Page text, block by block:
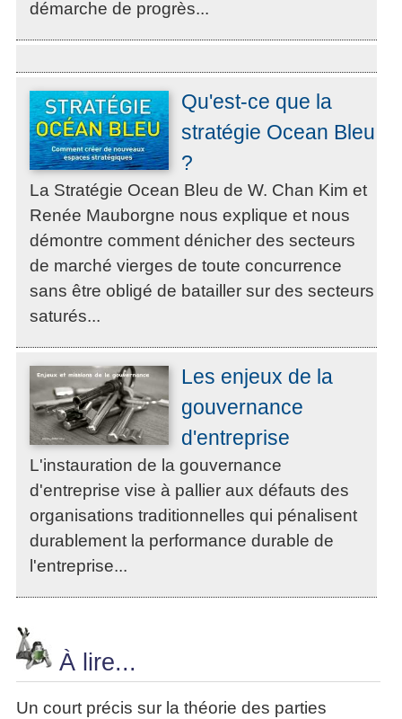
démarche de progrès...
Qu'est-ce que la
stratégie Ocean Bleu
?
La Stratégie Ocean Bleu de W. Chan Kim et
Renée Mauborgne nous explique et nous
démontre comment dénicher des secteurs
de marché vierges de toute concurrence
sans être obligé de batailler sur des secteurs
saturés...
Les enjeux de la
gouvernance
d'entreprise
L'instauration de la gouvernance
d'entreprise vise à pallier aux défauts des
organisations traditionnelles qui pénalisent
durablement la performance durable de
l'entreprise...
À lire...
Un court précis sur la théorie des parties